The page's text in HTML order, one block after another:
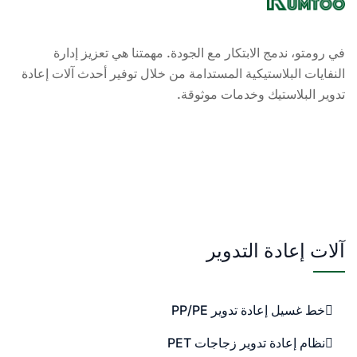
في رومتو، ندمج الابتكار مع الجودة. مهمتنا هي تعزيز إدارة
النفايات البلاستيكية المستدامة من خلال توفير أحدث آلات إعادة
تدوير البلاستيك وخدمات موثوقة.
آلات إعادة التدوير
خط غسيل إعادة تدوير PP/PE
نظام إعادة تدوير زجاجات PET